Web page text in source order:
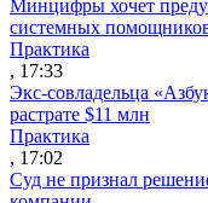
Минцифры хочет
системных
Практика
, 17:33
Экс-совладельца
растрате $11 млн
Практика
, 17:02
Суд не признал